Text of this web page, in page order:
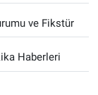
ve Fikstür
Haberleri